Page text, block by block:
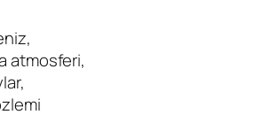
atmosferi,